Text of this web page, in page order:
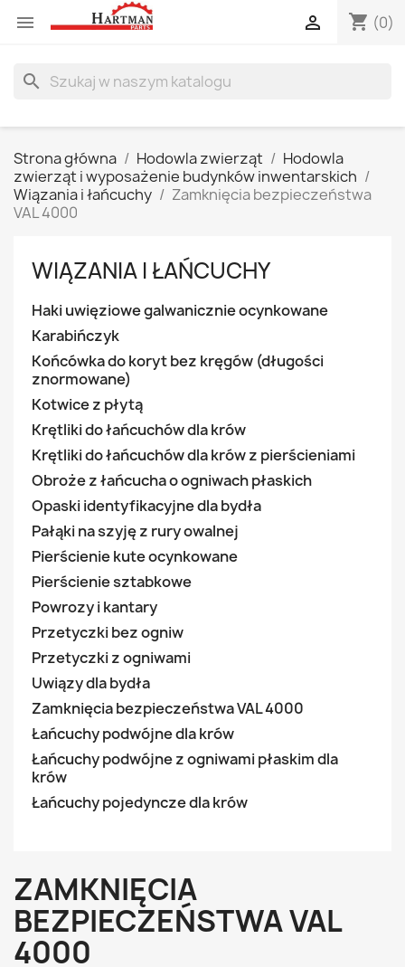
 shopping_cart (0)

search
Strona główna Hodowla zwierząt
Hodowla
zwierząt i wyposażenie budynków inwentarskich
Wiązania i łańcuchy
Zamknięcia bezpieczeństwa
VAL 4000
WIĄZANIA I ŁAŃCUCHY
Haki uwięziowe galwanicznie ocynkowane
Karabińczyk
Końcówka do koryt bez kręgów (długości
znormowane)
Kotwice z płytą
Krętliki do łańcuchów dla krów
Krętliki do łańcuchów dla krów z pierścieniami
Obroże z łańcucha o ogniwach płaskich
Opaski identyfikacyjne dla bydła
Pałąki na szyję z rury owalnej
Pierścienie kute ocynkowane
Pierścienie sztabkowe
Powrozy i kantary
Przetyczki bez ogniw
Przetyczki z ogniwami
Uwiązy dla bydła
Zamknięcia bezpieczeństwa VAL 4000
Łańcuchy podwójne dla krów
Łańcuchy podwójne z ogniwami płaskim dla
krów
Łańcuchy pojedyncze dla krów
ZAMKNIĘCIA
BEZPIECZEŃSTWA VAL
4000